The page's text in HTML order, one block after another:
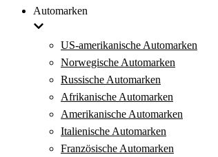
Automarken
US-amerikanische Automarken
Norwegische Automarken
Russische Automarken
Afrikanische Automarken
Amerikanische Automarken
Italienische Automarken
Französische Automarken